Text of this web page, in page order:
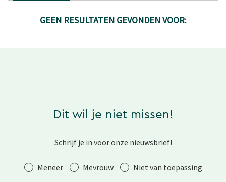
GEEN RESULTATEN GEVONDEN VOOR:
Dit wil je niet missen!
Schrijf je in voor onze nieuwsbrief!
AanhefMeneer Mevrouw Niet van toepassing